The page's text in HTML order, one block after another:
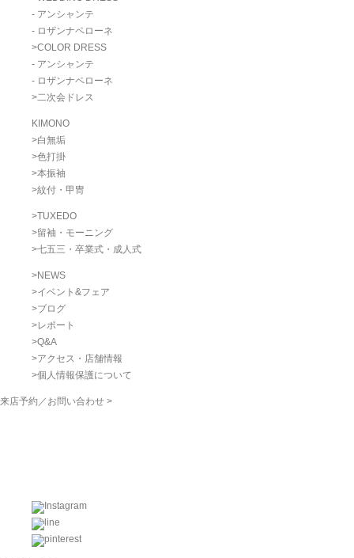
- アンシャンテ
- ロザンナペローネ
>COLOR DRESS
- アンシャンテ
- ロザンナペローネ
>二次会ドレス
KIMONO
>白無垢
>色打掛
>本振袖
>紋付・甲冑
>TUXEDO
>留袖・モーニング
>七五三・卒業式・成人式
>NEWS
>イベント&フェア
>ブログ
>レポート
>Q&A
>アクセス・店舗情報
>個人情報保護について
来店予約／お問い合わせ >